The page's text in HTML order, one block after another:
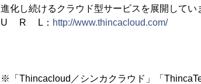
進化し続けるクラウド型サービスを展開してい
U R L： http://www.thincacloud.com/
※「Thincacloud／シンカクラウド」「